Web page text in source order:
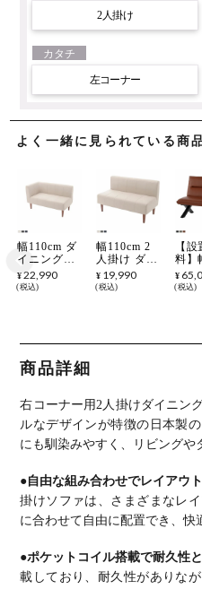
よく一緒に見られている商
幅110cm ダ
イニングソ
ファ 右コー
ナー用 日本
ソファ ファ
ブリック 脚
付き 布張り
レー ブルー
おしゃれ
¥ 22,990
税込
幅110cm 2
人掛け ダイ
ニングソフ
ァ 小さめ
ファブリッ
ブルー シン
プル おしゃ
れ
¥ 19,990
税込
【
料】
ング
ー
¥
税込
商品詳細
右コーナー用2人掛けダイニン
ルなデザインが特徴の日本製の
にも馴染みやすく、リビングや
●自由な組み合わせでレイアウ
掛けソファは、さまざまなレイ
に合わせて自由に配置でき、快
●ポケットコイル搭載で耐久性
載しており、耐久性がありな
2人掛け
カタチ
左コーナー